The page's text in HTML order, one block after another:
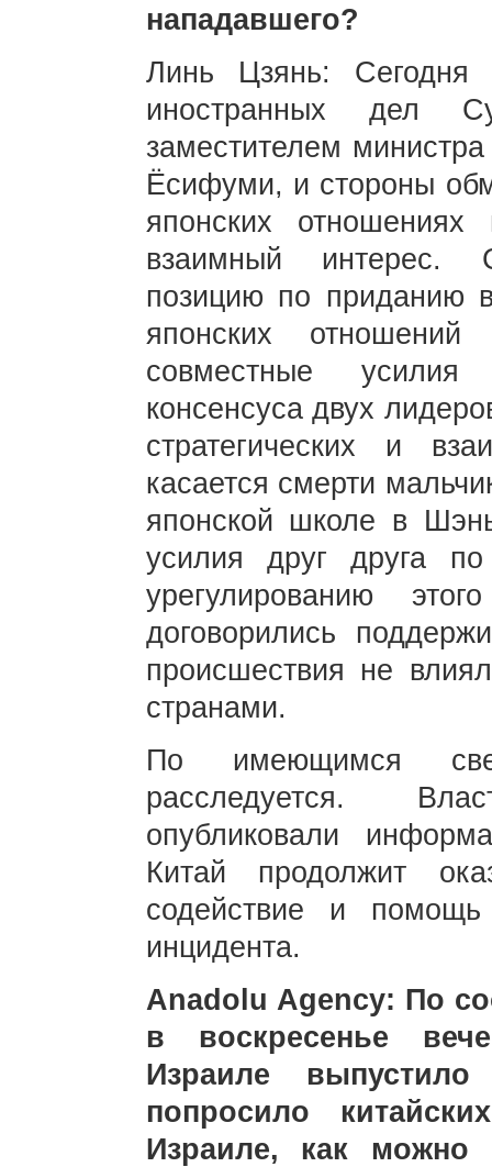
нападавшего?
Линь Цзянь: Сегодня
иностранных дел
заместителем
Ёсифуми, и стороны
японских
взаимный интерес.
позицию по приданию
японских
совместные
консенсуса двух
стратегических и
касается смерти
японской школе в
усилия друг друга
урегулированию
договорились
происшествия не
странами.
По имеющимся
расследуется.
опубликовали
Китай продолжит
содействие и
инцидента.
Anadolu Agency: По
в воскресенье
Израиле
попросило
Израиле, как можно